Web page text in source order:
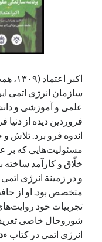
آخرین دیدگاه‌ها
پیمانه صالحیدر
شهریور ۱۳۹۹)
سعیدی
در
جست‌وجو
سازمان انرژی اتمی
علمی و آموزشی و
فروردین دیده از
اندوه فرو برد. تلاش
مسئولیت‌هایی که بر
خلّاق و کارآمد
و در زمینة انرژی
متخصص بود. او از
تجربیات خود
شوروحال خاصی
انرژی اتمی در کتاب